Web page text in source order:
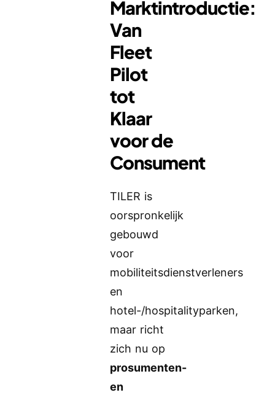
Marktintroductie:
Van
Fleet
Pilot
tot
Klaar
voor de
Consument
TILER is
oorspronkelijk
gebouwd
voor
mobiliteitsdienstverleners
en
hotel-/hospitalityparken,
maar richt
zich nu op
prosumenten-
en